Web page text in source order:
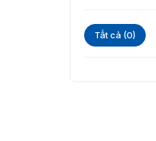
Liên hệ ngay
Tất cả (0)